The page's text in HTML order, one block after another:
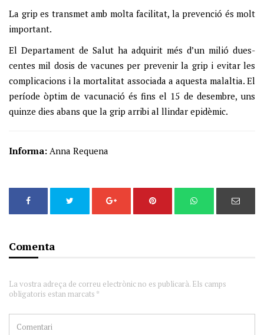
La grip es transmet amb molta facilitat, la prevenció és molt
important.
El Departament de Salut ha adquirit més d’un milió dues-
centes mil dosis de vacunes per prevenir la grip i evitar les
complicacions i la mortalitat associada a aquesta malaltia. El
període òptim de vacunació és fins el 15 de desembre, uns
quinze dies abans que la grip arribi al llindar epidèmic.
Informa: Anna Requena
Comenta
La vostra adreça de correu electrònic no es publicarà. Els camps
obligatoris estan marcats *